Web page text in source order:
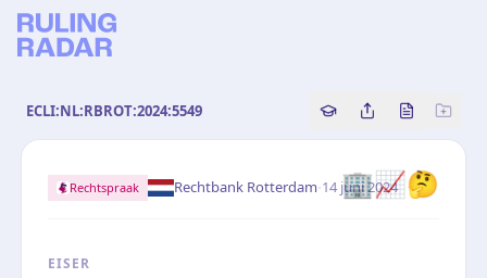
ECLI:NL:RBROT:2024:5549 Copy source
Share this
Bekijk
🏢📈🤔
Rechtspraak Rechtbank Rotterdam·14 juni 2024
EISER